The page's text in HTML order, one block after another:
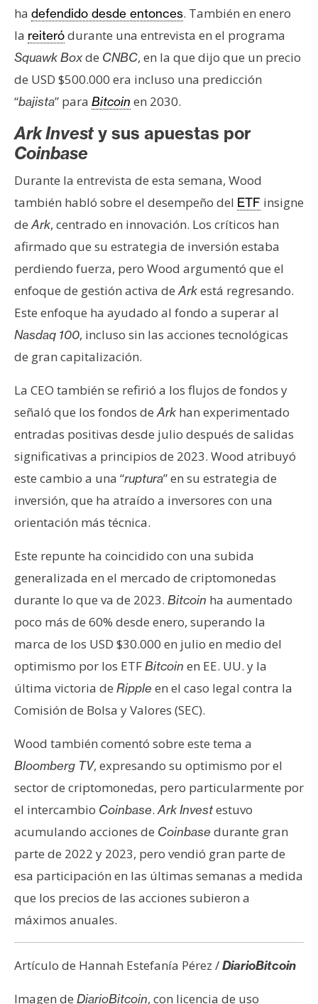
ha defendido desde entonces. También en enero
la reiteródurante una entrevista en el programa
Squawk Boxde CNBC, en la que dijo que un precio
de USD $500.000 era incluso una predicción
“bajista” para Bitcoin en 2030.
Ark Investy sus apuestas por
Coinbase
Durante la entrevista de esta semana, Wood
también habló sobre el desempeño del ETF insigne
deArk, centrado en innovación. Los críticos han
afirmado que su estrategia de inversión estaba
perdiendo fuerza, pero Wood argumentó que el
enfoque de gestión activa deArkestá regresando.
Este enfoque ha ayudado al fondo a superar al
Nasdaq 100, incluso sin las acciones tecnológicas
de gran capitalización.
La CEO también se refirió a los flujos de fondos y
señaló que los fondos deArk han experimentado
entradas positivas desde julio después de salidas
significativas a principios de 2023. Wood atribuyó
este cambio a una “ruptura” en su estrategia de
inversión, que ha atraído a inversores con una
orientación más técnica.
Este repunte ha coincidido con una subida
generalizada en el mercado de criptomonedas
durante lo que va de 2023. Bitcoin ha aumentado
poco más de 60% desde enero, superando la
marca de los USD $30.000 en julio en medio del
optimismo por los ETFBitcoin en EE. UU. y la
última victoria de Ripple en el caso legal contra la
Comisión de Bolsa y Valores (SEC).
Wood también comentó sobre este tema a
Bloomberg TV, expresando su optimismo por el
sector de criptomonedas, pero particularmente por
el intercambio Coinbase.Ark Investestuvo
acumulando acciones de Coinbase durante gran
parte de 2022 y 2023, pero vendió gran parte de
esa participación en las últimas semanas a medida
que los precios de las acciones subieron a
máximos anuales.
Artículo de Hannah Estefanía Pérez /DiarioBitcoin
Imagen de DiarioBitcoin, con licencia de uso